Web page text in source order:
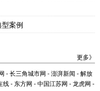
案例
更多》
-长三角城市网 -澎湃新闻 -解放
线-东方网 -中国江苏网 -龙虎网 -